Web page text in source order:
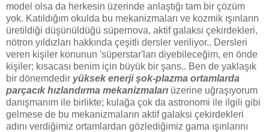
model olsa da herkesin üzerinde anlaştığı tam bir çözüm
yok. Katıldığım okulda bu mekanizmaları ve kozmik ışınların
üretildiği düşünüldüğü süpernova, aktif galaksi çekirdekleri,
nötron yıldızları hakkında çeşitli dersler veriliyor.. Dersleri
veren kişiler konunun 'süperstar'ları diyebileceğim, en önde
kişiler; kısacası benim için büyük bir şans.. Ben de yaklaşık
bir dönemdedir yüksek enerji şok-plazma ortamlarda
parçacık hızlandırma mekanizmaları üzerine uğraşıyorum
danışmanım ile birlikte; kulağa çok da astronomi ile ilgili gibi
gelmese de bu mekanizmaların aktif galaksi çekirdekleri
adını verdiğimiz ortamlardan gözlediğimiz gama ışınlarını